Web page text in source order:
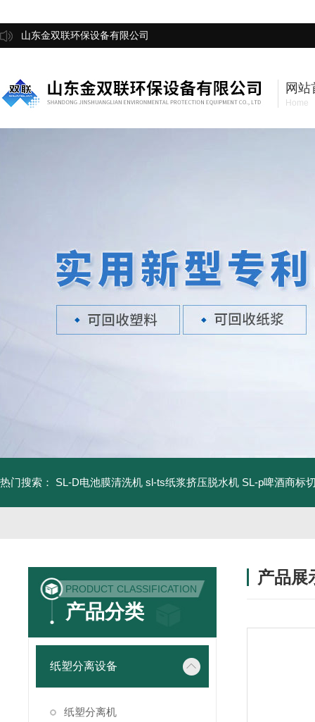
山东金双联环保设备有限公司
网站
Home
热门搜索： SL-D电池膜清洗机 sl-ts纸浆挤压脱水机 SL-p啤酒商标
PRODUCT CLASSIFICATION
产品分类
纸塑分离设备
纸塑分离机
产品展